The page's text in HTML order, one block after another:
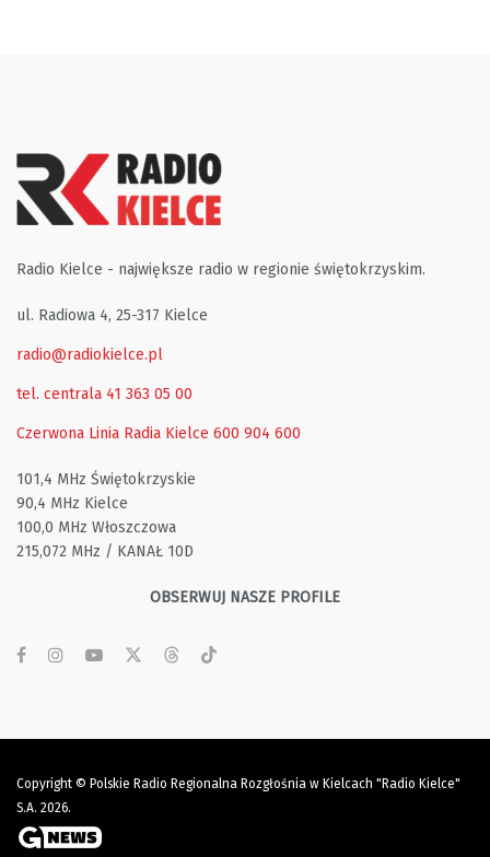
Radio Kielce - największe radio w regionie świętokrzyskim.
ul. Radiowa 4, 25-317 Kielce
radio@radiokielce.pl
tel. centrala 41 363 05 00
Czerwona Linia Radia Kielce 600 904 600
101,4 MHz Świętokrzyskie
90,4 MHz Kielce
100,0 MHz Włoszczowa
215,072 MHz / KANAŁ 10D
OBSERWUJ NASZE PROFILE
Copyright © Polskie Radio Regionalna Rozgłośnia w Kielcach "Radio Kielce"
S.A. 2026.